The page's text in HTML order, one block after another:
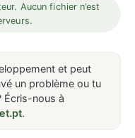
Aucun fichier n’est
et peut
un problème ou tu
Écris-nous à
.